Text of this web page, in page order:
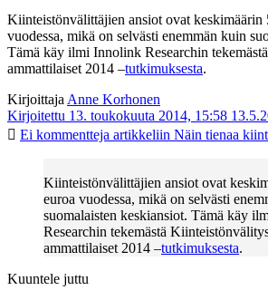
Kiinteistönvälittäjien ansiot ovat keskimäärin
vuodessa, mikä on selvästi enemmän kuin
Tämä käy ilmi Innolink Researchin
ammattilaiset 2014 –tutkimuksesta.
Kirjoittaja Anne Korhonen
Kirjoitettu 13. toukokuuta 2014, 15:58
Ei kommentteja artikkeliin Näin tienaa
Kiinteistönvälittäjien ansiot ovat
euroa vuodessa, mikä on selvästi
suomalaisten keskiansiot. Tämä käy
Researchin tekemästä
ammattilaiset 2014 –tutkimuksesta.
Kuuntele juttu